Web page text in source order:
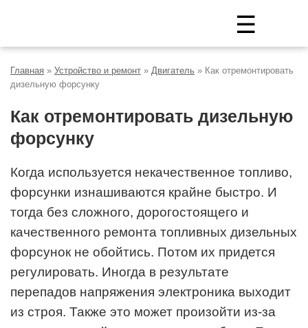
☰
Главная » Устройство и ремонт » Двигатель » Как отремонтировать
дизельную форсунку
Как отремонтировать дизельную
форсунку
Когда используется некачественное топливо,
форсунки изнашиваются крайне быстро. И
тогда без сложного, дорогостоящего и
качественного ремонта топливных дизельных
форсунок не обойтись. Потом их придется
регулировать. Иногда в результате
перепадов напряжения электроника выходит
из строя. Также это может произойти из-за